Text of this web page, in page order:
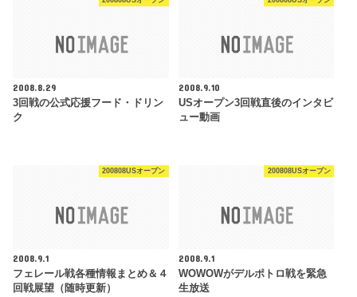
2008.8.29
3回戦の公式応援フード・ドリン
ク
2008.9.10
USオープン3回戦直後のインタビ
ュー動画
200808USオープン
2008.9.1
フェレール戦各種情報まとめ＆４
回戦展望（随時更新）
200808USオープン
2008.9.1
WOWOWがデルポトロ戦を緊急
生放送